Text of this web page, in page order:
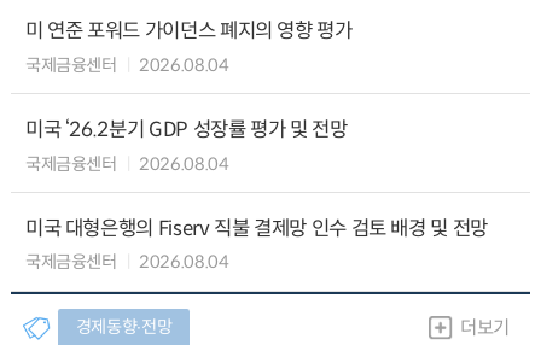
미 연준 포워드 가이던스 폐지의 영향 평가
국제금융센터 2026.08.04
미국 ‘26.2분기 GDP 성장률 평가 및 전망
국제금융센터 2026.08.04
미국 대형은행의 Fiserv 직불 결제망 인수 검토 배경 및 전망
국제금융센터 2026.08.04
경제동향∙전망 더보기